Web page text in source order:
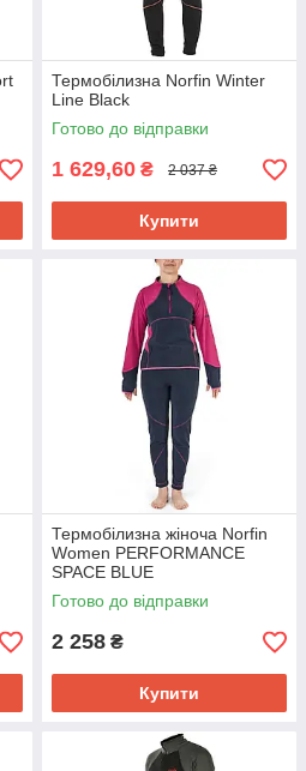
Термобілизна Norfin Winter
Line Black
Готово до відправки
1 629,60 ₴ 2 037 ₴
Купити
Термобілизна жіноча Norfin
Women PERFORMANCE
SPACE BLUE
Готово до відправки
2 258 ₴
Купити